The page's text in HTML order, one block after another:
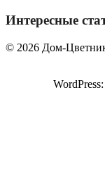
Интересные
© 2026 Дом-